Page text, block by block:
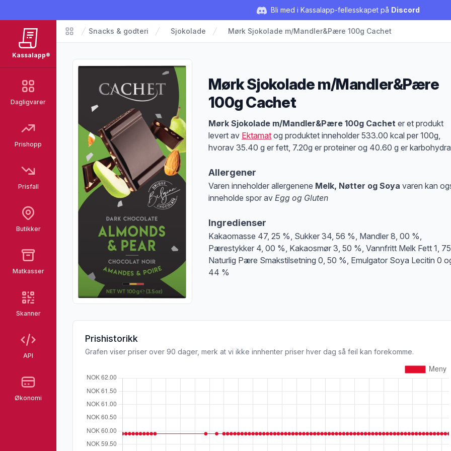
Bli med i Kassalapp-fellesskapet på Discord
Kassalapp®
Dagligvarer
Prishopp
Prisfall
Butikker
Matkasser
Skanner
API
Økonomi
Matvarer
Snacks & godteri Sjokolade Mørk Sjokolade m/Mandler&Pære 100g Cachet
Mørk Sjokolade m/Mandler&Pære
100g Cachet
Produktbeskrivelse
Mørk Sjokolade m/Mandler&Pære 100g Cachet er et produkt
levert av Ektamat og produktet inneholder 533.00 kcal per 100g,
hvorav 35.40 g er fett, 7.20g er proteiner og 40.60 g er
Allergener
Varen inneholder allergenene Melk, Nøtter og Soya varen kan
inneholde spor av Egg og Gluten
Ingredienser
Kakaomasse 47, 25 %, Sukker 34, 56 %, Mandler 8, 00 %,
Pærestykker 4, 00 %, Kakaosmør 3, 50 %, Vannfritt Melk Fett 1,
Naturlig Pære Smakstilsetning 0, 50 %, Emulgator Soya Lecitin 0
44 %
Prishistorikk
Grafen viser priser over 90 dager, merk at vi ikke innhenter priser hver dag så feil kan forekomme.